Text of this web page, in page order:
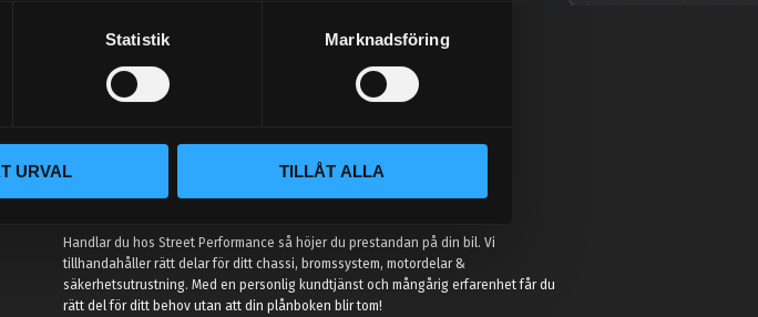
Statistik Marknadsföring
URVAL TILLÅT ALLA
Handlar du hos Street Performance så höjer du prestandan på din bil. Vi
tillhandahåller rätt delar för ditt chassi, bromssystem, motordelar &
säkerhetsutrustning. Med en personlig kundtjänst och mångårig erfarenhet får du
rätt del för ditt behov utan att din plånboken blir tom!